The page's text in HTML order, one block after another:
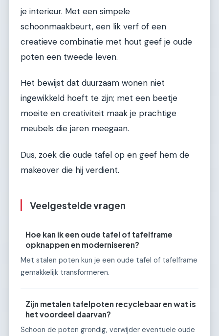
je interieur. Met een simpele
schoonmaakbeurt, een lik verf of een
creatieve combinatie met hout geef je oude
poten een tweede leven.
Het bewijst dat duurzaam wonen niet
ingewikkeld hoeft te zijn; met een beetje
moeite en creativiteit maak je prachtige
meubels die jaren meegaan.
Dus, zoek die oude tafel op en geef hem de
makeover die hij verdient.
Veelgestelde vragen
Hoe kan ik een oude tafel of tafelframe
opknappen en moderniseren?
Met stalen poten kun je een oude tafel of tafelframe
gemakkelijk transformeren.
Zijn metalen tafelpoten recyclebaar en wat is
het voordeel daarvan?
Schoon de poten grondig, verwijder eventuele oude